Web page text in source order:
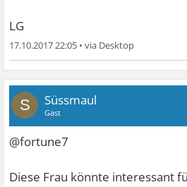
LG
17.10.2017 22:05 •
S Süssmaul
Gast
@fortune7
Diese Frau könnte interessant